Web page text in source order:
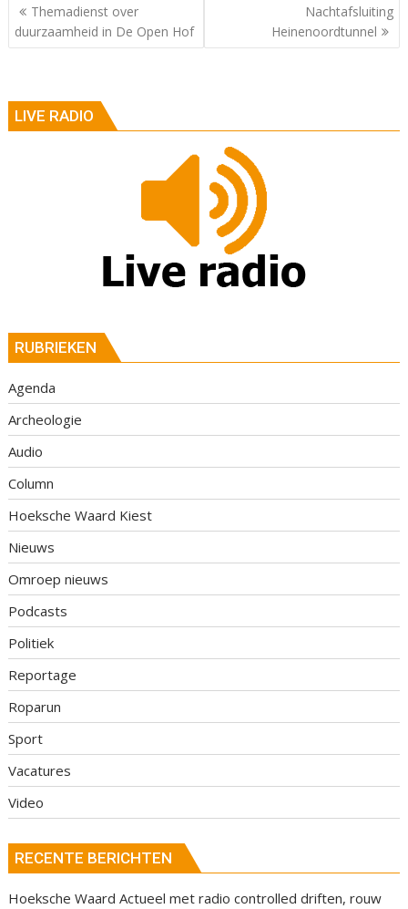
Berichtnavigatie
Themadienst over
duurzaamheid in De Open Hof
Nachtafsluiting
Heinenoordtunnel
LIVE RADIO
RUBRIEKEN
Agenda
Archeologie
Audio
Column
Hoeksche Waard Kiest
Nieuws
Omroep nieuws
Podcasts
Politiek
Reportage
Roparun
Sport
Vacatures
Video
RECENTE BERICHTEN
Hoeksche Waard Actueel met radio controlled driften, rouw